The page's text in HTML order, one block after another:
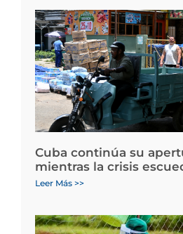
Cuba continúa su
mientras la crisis
Leer Más >>